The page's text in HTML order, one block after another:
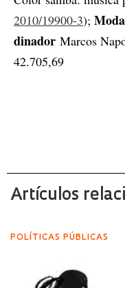
2010/19900-3);
dinador Marcos
42.705,69